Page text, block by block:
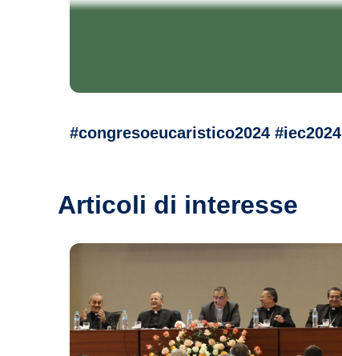
#congresoeucaristico2024 #iec2024
Articoli di interesse